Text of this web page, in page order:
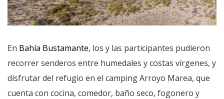
En Bahía Bustamante, los y las participantes pudieron
recorrer senderos entre humedales y costas vírgenes, y
disfrutar del refugio en el camping Arroyo Marea, que
cuenta con cocina, comedor, baño seco, fogonero y